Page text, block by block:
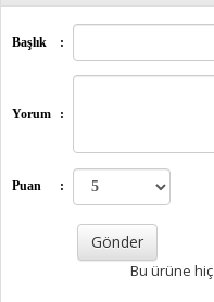
Başlık :
Yorum :
Puan :
Bu ürüne hiç